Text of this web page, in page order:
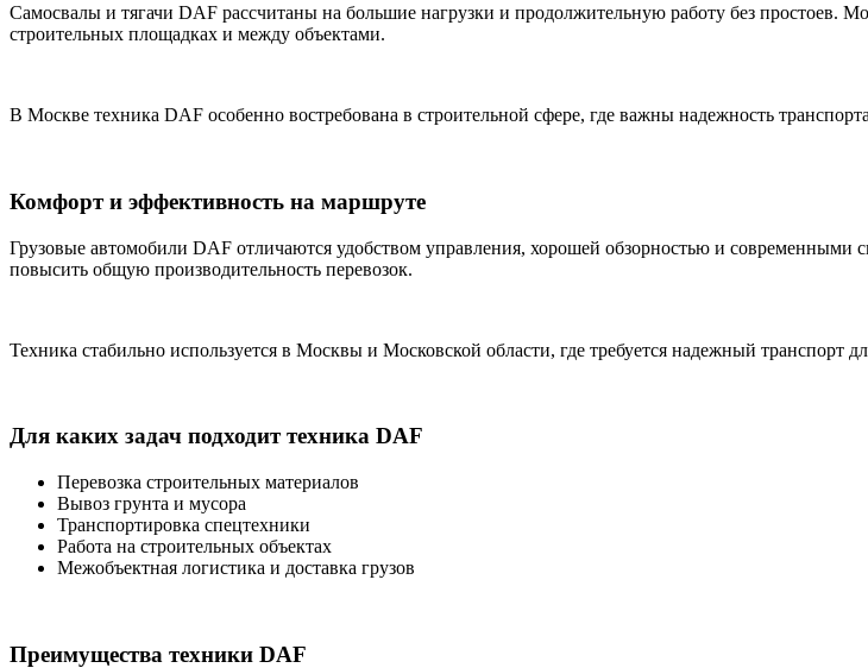
Самосвалы и тягачи DAF рассчитаны на большие нагрузки и продолжительную работу без простоев.
строительных площадках и между объектами.
В Москве техника DAF особенно востребована в строительной сфере, где важны надежность
Комфорт и эффективность на маршруте
Грузовые автомобили DAF отличаются удобством управления, хорошей обзорностью и современными
повысить общую производительность перевозок.
Техника стабильно используется в Москвы и Московской области, где требуется надежный транспорт
Для каких задач подходит техника DAF
Перевозка строительных материалов
Вывоз грунта и мусора
Транспортировка спецтехники
Работа на строительных объектах
Межобъектная логистика и доставка грузов
Преимущества техники DAF